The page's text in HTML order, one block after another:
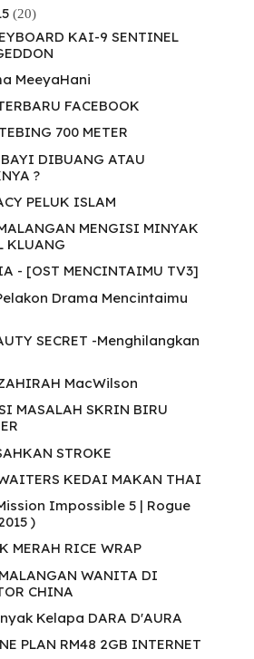
(20)
KAI-9 SENTINEL
MeeyaHani
FACEBOOK
700 METER
DIBUANG ATAU
?
PELUK ISLAM
MENGISI MINYAK
KLUANG
- [OST MENCINTAIMU TV3]
Drama Mencintaimu
SECRET -Menghilangkan
MacWilson
MASALAH SKRIN BIRU
STROKE
KEDAI MAKAN THAI
Impossible 5 | Rogue
)
MERAH RICE WRAP
WANITA DI
CHINA
Kelapa DARA D'AURA
PLAN RM48 2GB INTERNET